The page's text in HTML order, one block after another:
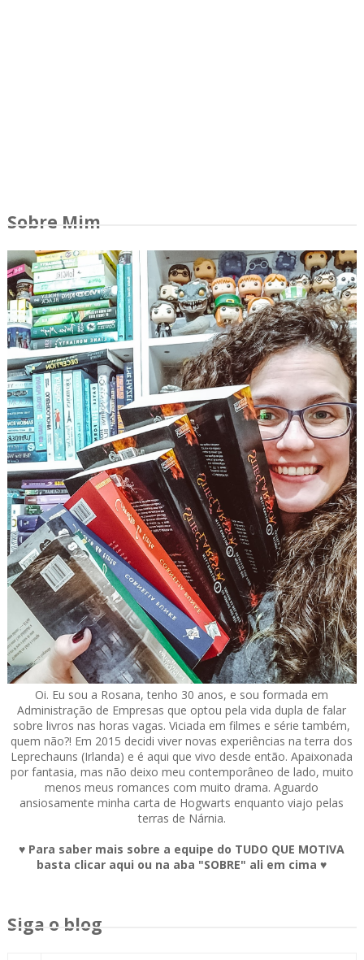
Sobre Mim
Oi. Eu sou a Rosana, tenho 30 anos, e sou formada em
Administração de Empresas que optou pela vida dupla de falar
sobre livros nas horas vagas. Viciada em filmes e série também,
quem não?! Em 2015 decidi viver novas experiências na terra dos
Leprechauns (Irlanda) e é aqui que vivo desde então. Apaixonada
por fantasia, mas não deixo meu contemporâneo de lado, muito
menos meus romances com muito drama. Aguardo
ansiosamente minha carta de Hogwarts enquanto viajo pelas
terras de Nárnia.
♥ Para saber mais sobre a equipe do TUDO QUE MOTIVA
basta clicar aqui ou na aba "SOBRE" ali em cima ♥
Siga o blog